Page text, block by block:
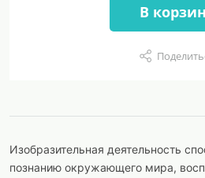
В
Изобразительная деятельность
познанию окружающего мира,